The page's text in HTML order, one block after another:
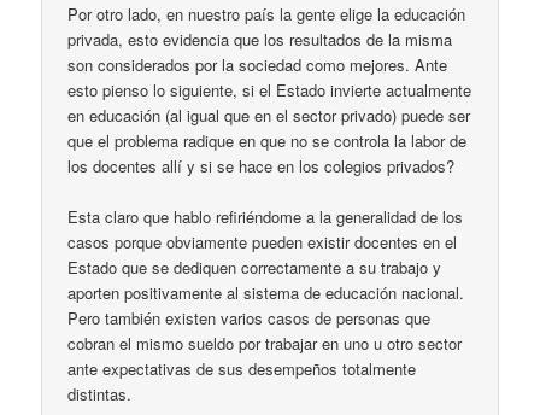
Por otro lado, en nuestro país la gente elige la educación
privada, esto evidencia que los resultados de la misma
son considerados por la sociedad como mejores. Ante
esto pienso lo siguiente, si el Estado invierte actualmente
en educación (al igual que en el sector privado) puede ser
que el problema radique en que no se controla la labor de
los docentes allí y si se hace en los colegios privados?
Esta claro que hablo refiriéndome a la generalidad de los
casos porque obviamente pueden existir docentes en el
Estado que se dediquen correctamente a su trabajo y
aporten positivamente al sistema de educación nacional.
Pero también existen varios casos de personas que
cobran el mismo sueldo por trabajar en uno u otro sector
ante expectativas de sus desempeños totalmente
distintas.